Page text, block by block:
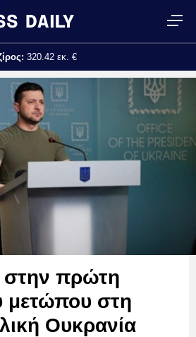
320.42 εκ. €
στην πρώτη
μετώπου στη
Ουκρανία